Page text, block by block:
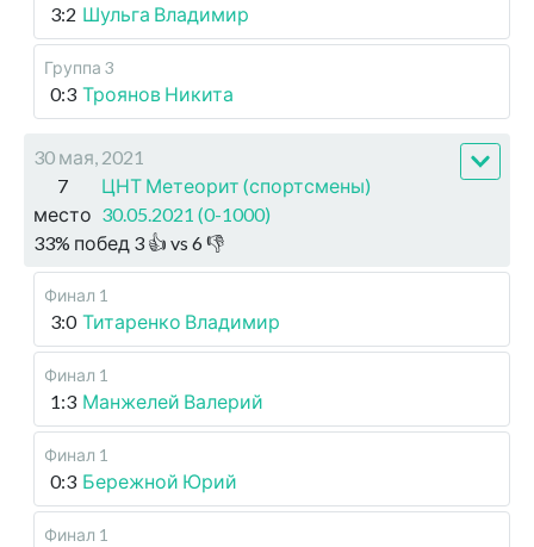
3:2 Шульга Владимир
Группа 3
0:3 Троянов Никита
30 мая, 2021
7
место
ЦНТ Метеорит (спортсмены)
30.05.2021 (0-1000)
33% побед 3 👍 vs 6👎
Финал 1
3:0 Титаренко Владимир
Финал 1
1:3 Манжелей Валерий
Финал 1
0:3 Бережной Юрий
Финал 1